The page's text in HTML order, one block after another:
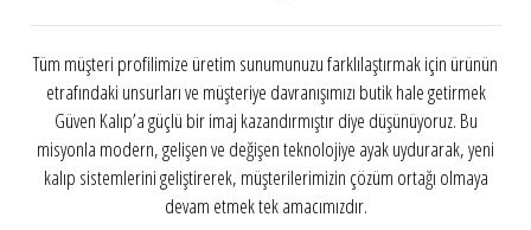
Tüm müşteri profilimize üretim sunumunuzu farklılaştırmak için ürünün
etrafındaki unsurları ve müşteriye davranışımızı butik hale getirmek
Güven Kalıp’a güçlü bir imaj kazandırmıştır diye düşünüyoruz. Bu
misyonla modern, gelişen ve değişen teknolojiye ayak uydurarak, yeni
kalıp sistemlerini geliştirerek, müşterilerimizin çözüm ortağı olmaya
devam etmek tek amacımızdır.